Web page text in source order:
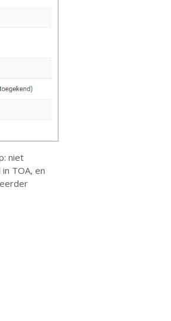
niet
TOA, en